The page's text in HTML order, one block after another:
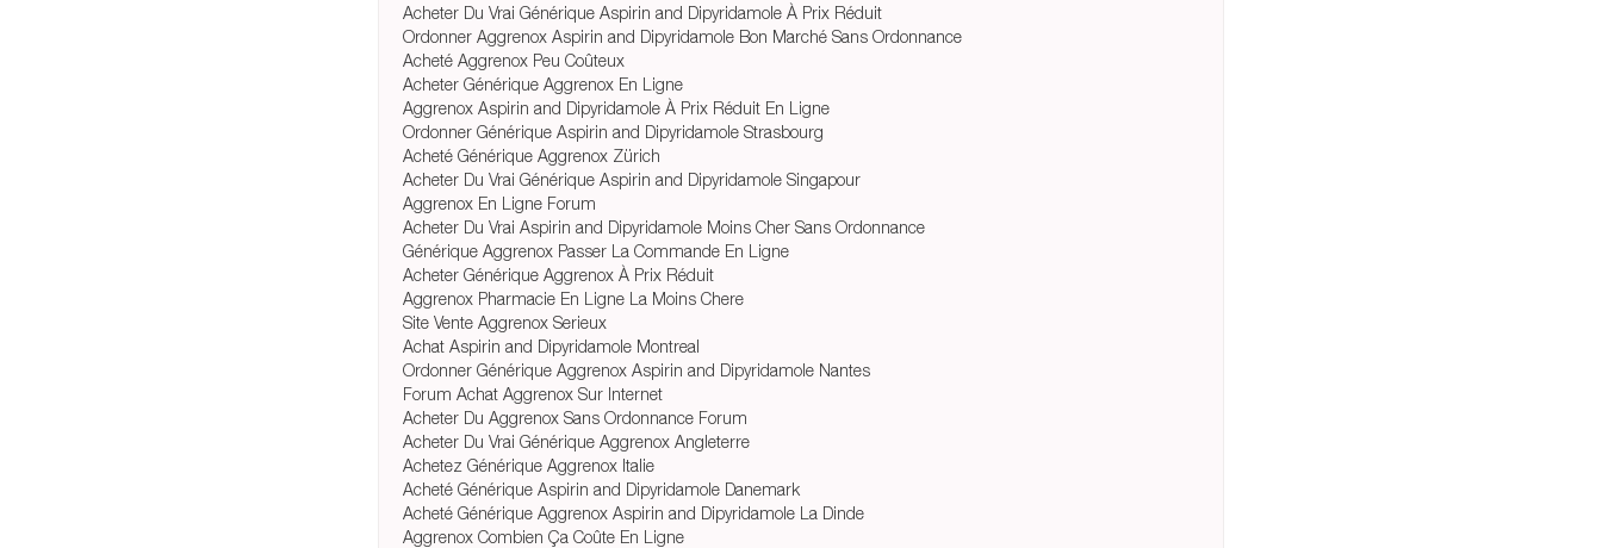
Acheter Du Vrai Générique Aspirin and Dipyridamole À Prix Réduit
Ordonner Aggrenox Aspirin and Dipyridamole Bon Marché Sans Ordonnance
Acheté Aggrenox Peu Coûteux
Acheter Générique Aggrenox En Ligne
Aggrenox Aspirin and Dipyridamole À Prix Réduit En Ligne
Ordonner Générique Aspirin and Dipyridamole Strasbourg
Acheté Générique Aggrenox Zürich
Acheter Du Vrai Générique Aspirin and Dipyridamole Singapour
Aggrenox En Ligne Forum
Acheter Du Vrai Aspirin and Dipyridamole Moins Cher Sans Ordonnance
Générique Aggrenox Passer La Commande En Ligne
Acheter Générique Aggrenox À Prix Réduit
Aggrenox Pharmacie En Ligne La Moins Chere
Site Vente Aggrenox Serieux
Achat Aspirin and Dipyridamole Montreal
Ordonner Générique Aggrenox Aspirin and Dipyridamole Nantes
Forum Achat Aggrenox Sur Internet
Acheter Du Aggrenox Sans Ordonnance Forum
Acheter Du Vrai Générique Aggrenox Angleterre
Achetez Générique Aggrenox Italie
Acheté Générique Aspirin and Dipyridamole Danemark
Acheté Générique Aggrenox Aspirin and Dipyridamole La Dinde
Aggrenox Combien Ça Coûte En Ligne